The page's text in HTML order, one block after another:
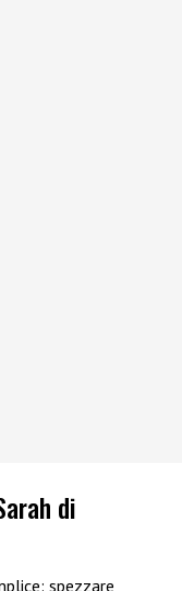
di
spezzare